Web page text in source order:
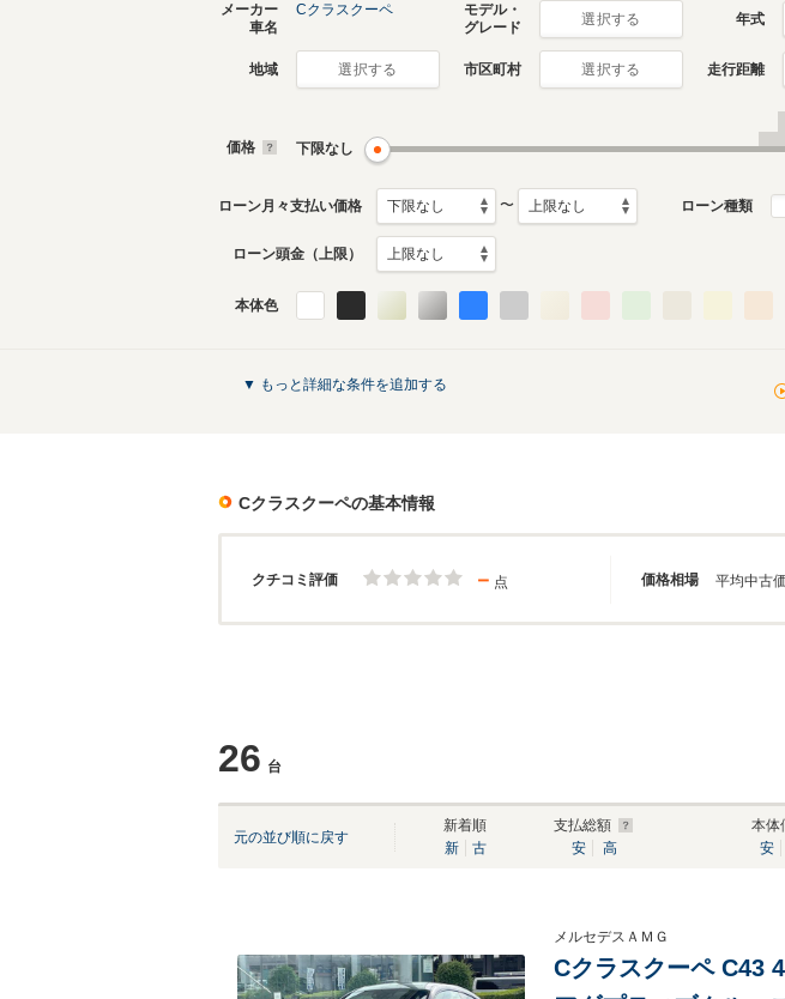
メーカー
車名
Cクラスクーペ
モデル・
グレード
選択する 年式
地域 選択する 市区町村 選択する 走行距離
価格 下限なし
ローン月々支払い価格 〜 ローン種類
ローン頭金（上限）
本体色
▼ もっと詳細な条件を追加する
Cクラスクーペの基本情報
クチコミ評価 価格相場
－ 点 平均中古
26 台
元の並び順に戻す
新着順
新
古
支払総額
安
高
本体
安
メルセデスＡＭＧ
Cクラスクーペ C43